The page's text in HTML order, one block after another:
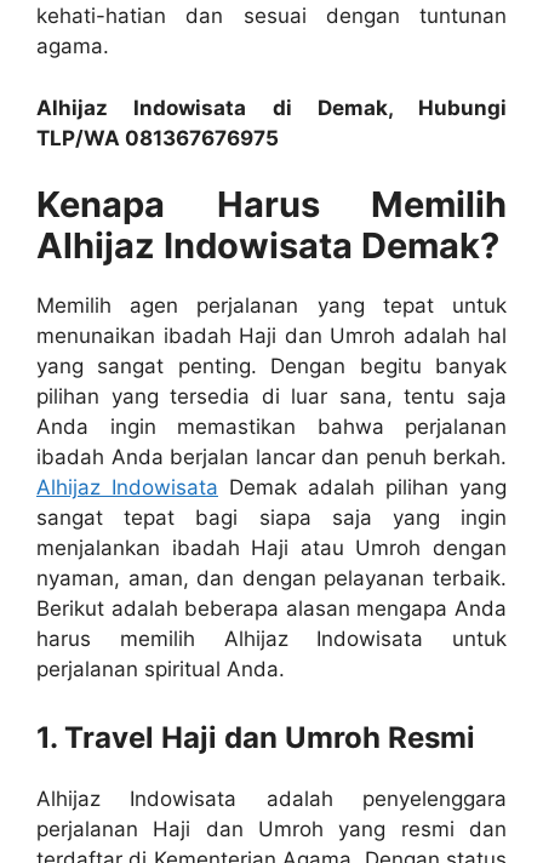
kehati-hatian dan sesuai dengan tuntunan
agama.
Alhijaz Indowisata di Demak, Hubungi
TLP/WA 081367676975
Kenapa Harus Memilih
Alhijaz Indowisata Demak?
Memilih agen perjalanan yang tepat untuk
menunaikan ibadah Haji dan Umroh adalah hal
yang sangat penting. Dengan begitu banyak
pilihan yang tersedia di luar sana, tentu saja
Anda ingin memastikan bahwa perjalanan
ibadah Anda berjalan lancar dan penuh berkah.
Alhijaz Indowisata Demak adalah pilihan yang
sangat tepat bagi siapa saja yang ingin
menjalankan ibadah Haji atau Umroh dengan
nyaman, aman, dan dengan pelayanan terbaik.
Berikut adalah beberapa alasan mengapa Anda
harus memilih Alhijaz Indowisata untuk
perjalanan spiritual Anda.
1. Travel Haji dan Umroh Resmi
Alhijaz Indowisata adalah penyelenggara
perjalanan Haji dan Umroh yang resmi dan